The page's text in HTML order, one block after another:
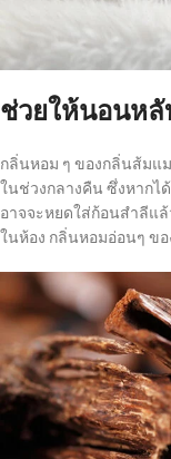
ช่วยให้นอนห
กลิ่นหอม ๆ ของกลิ่นส้มแ
ในช่วงกลางคืน ซึ่งหาก
อาจจะหยดใส่ก้อนสำลีแ
ในห้อง กลิ่นหอมอ่อนๆ ข